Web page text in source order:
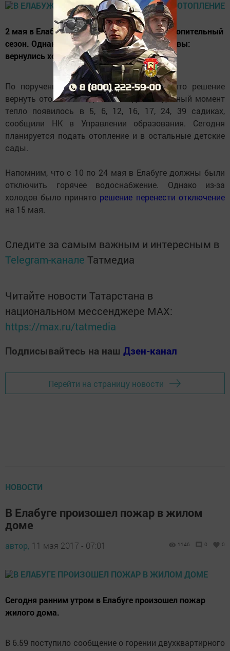
2 мая в Елабуге официально завершился отопительный
сезон. Однако погода внесла свои коррективы:
вернулись холода.
По поручению главы района было принято решение
вернуть отопление в детские сады. На данный момент
тепло появилось в 5, 6, 12, 16, 17, 24, 39 садиках,
сообщили НК в Управлении образования. Сегодня
планируется подать отопление и в остальные детские
сады.
Напомним, что с 10 по 24 мая в Елабуге должны были
отключить горячее водоснабжение. Однако из-за
холодов было принято решение перенести отключение
на 15 мая.
Следите за самым важным и интересным в
Telegram-канале Татмедиа
Читайте новости Татарстана в
национальном мессенджере MАХ:
https://max.ru/tatmedia
Подписывайтесь на наш Дзен-канал
Перейти на страницу новости
НОВОСТИ
В Елабуге произошел пожар в жилом
доме
автор, 11 мая 2017 - 07:01 1146 0 0
Сегодня ранним утром в Елабуге произошел пожар
жилого дома.
В 6.59 поступило сообщение о горении двухквартирного